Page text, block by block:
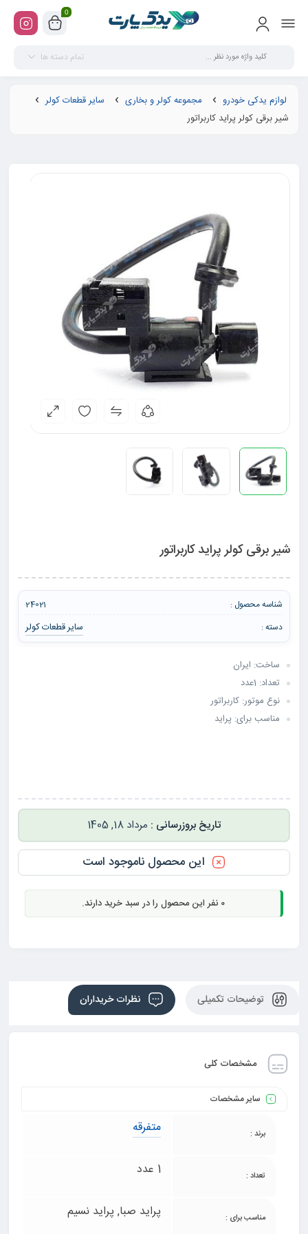
0
تمام دسته ها
لوازم یدکی خودرو مجموعه کولر و بخاری
سایر قطعات کولر
شير برقی کولر پرايد کاربراتور
شير برقی کولر پرايد کاربراتور
شناسه محصول :
24021
دسته :
سایر قطعات کولر
ساخت: ایران
تعداد: 1عدد
نوع موتور: کاربراتور
مناسب برای: پراید
مرداد 18, 1405
این محصول ناموجود است
0 نفر این محصول را در سبد خرید دارند.
توضیحات تکمیلی نظرات خریداران
مشخصات کلی
سایر مشخصات
برند : متفرقه
تعداد : 1 عدد
مناسب برای : پراید صبا, پراید نسیم